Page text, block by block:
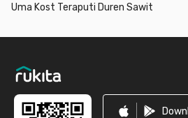
Uma Kost Teraputi Duren Sawit